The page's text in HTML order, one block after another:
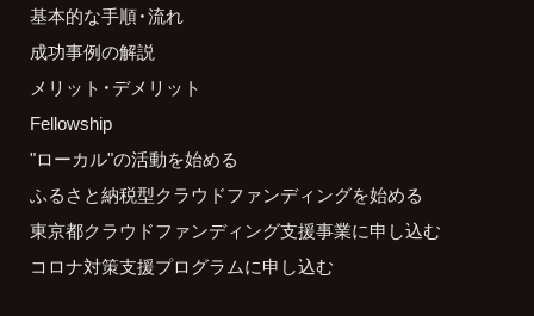
基本的な手順・流れ
成功事例の解説
メリット・デメリット
Fellowship
"ローカル"の活動を始める
ふるさと納税型クラウドファンディングを始める
東京都クラウドファンディング支援事業に申し込む
コロナ対策支援プログラムに申し込む